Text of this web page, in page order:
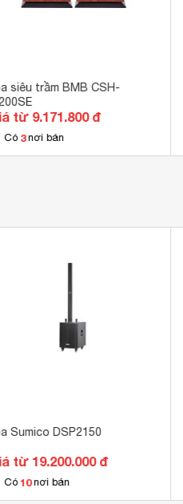
siêu trầm BMB CSH-
từ 9.171.800 đ
Có 3 nơi bán
Sumico DSP2150
từ 19.200.000 đ
Có 10 nơi bán